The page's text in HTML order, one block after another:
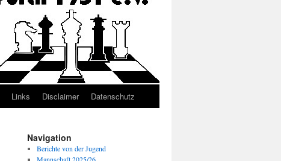
Links Disclaimer Datenschutz
Navigation
Berichte von der Jugend